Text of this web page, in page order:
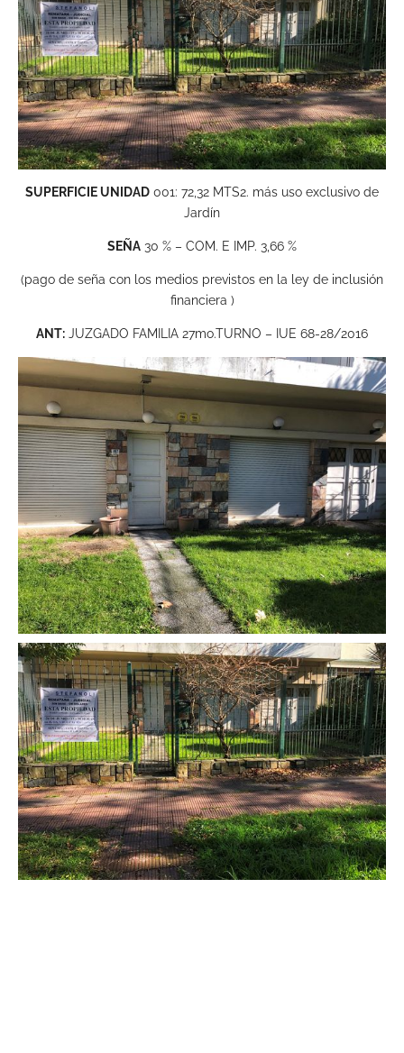
SUPERFICIE UNIDAD 001: 72,32 MTS2. más uso exclusivo de
Jardín
SEÑA 30 % – COM. E IMP. 3,66 %
(pago de seña con los medios previstos en la ley de inclusión
financiera )
ANT: JUZGADO FAMILIA 27mo.TURNO – IUE 68-28/2016